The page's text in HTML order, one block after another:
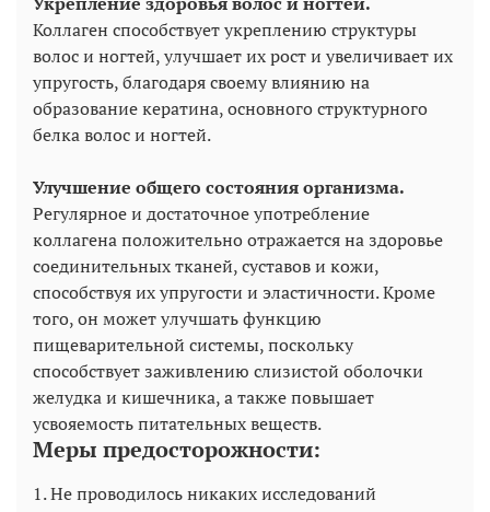
Коллаген способствует укреплению структуры
волос и ногтей, улучшает их рост и увеличивает их
упругость, благодаря своему влиянию на
образование кератина, основного структурного
белка волос и ногтей.
Улучшение общего состояния организма.
Регулярное и достаточное употребление
коллагена положительно отражается на здоровье
соединительных тканей, суставов и кожи,
способствуя их упругости и эластичности. Кроме
того, он может улучшать функцию
пищеварительной системы, поскольку
способствует заживлению слизистой оболочки
желудка и кишечника, а также повышает
усвояемость питательных веществ.
Меры предосторожности:
1. Не проводилось никаких исследований